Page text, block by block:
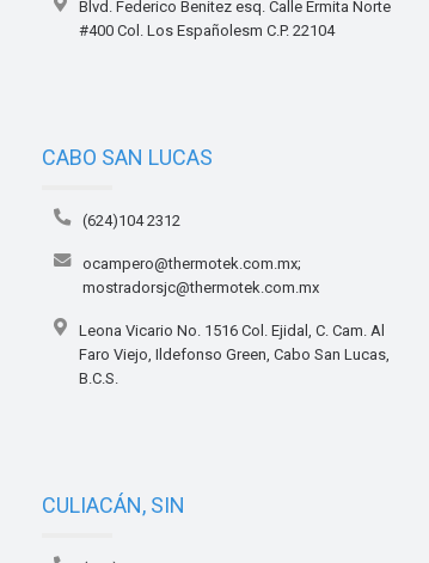
Blvd. Federico Benitez esq. Calle Ermita Norte
#400 Col. Los Españolesm C.P. 22104
CABO SAN LUCAS
(624)104 2312
ocampero@thermotek.com.mx;
mostradorsjc@thermotek.com.mx
Leona Vicario No. 1516 Col. Ejidal, C. Cam. Al
Faro Viejo, Ildefonso Green, Cabo San Lucas,
B.C.S.
CULIACÁN, SIN